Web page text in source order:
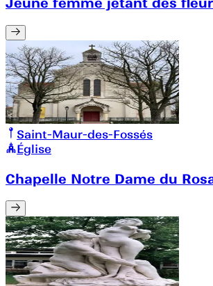
Saint-Maur-des-Fossés
Église
Chapelle Notre Dame du